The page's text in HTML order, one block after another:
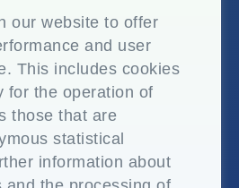
our website to offer
and user
This includes cookies
for the operation of
those that are
statistical
information about
Dist. Thane - 421 604,